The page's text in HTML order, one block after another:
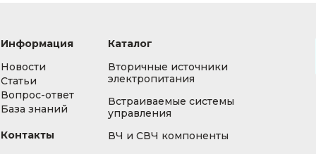
Информация
Новости
Статьи
Вопрос-ответ
База знаний
Контакты
Каталог
Вторичные источники
электропитания
Встраиваемые системы
управления
ВЧ и СВЧ компоненты